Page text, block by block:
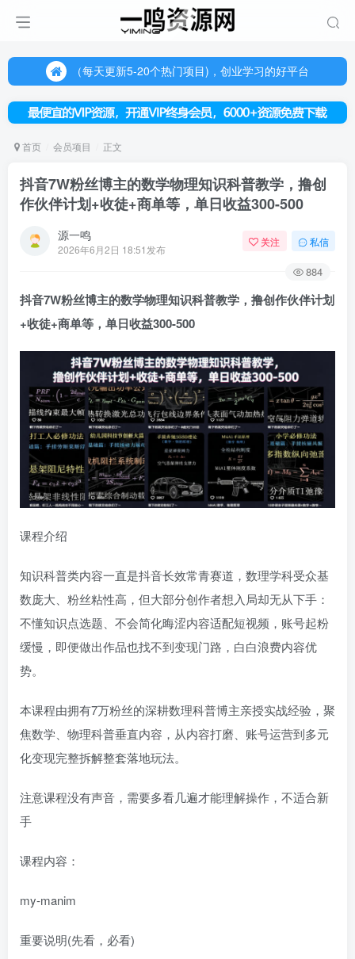
（每天更新5-20个热门项目)，创业学习的好平台
（每天更新5-20个热门项目)，创业学习的好平台
欢迎访问一鸣资源网，本站汇集数千网创课程和项目
首页 会员项目 正文
抖音7W粉丝博主的数学物理知识科普教学，撸创
作伙伴计划+收徒+商单等，单日收益300-500
源一鸣
2026年6月2日 18:51发布
关注 私信
884
抖音7W粉丝博主的数学物理知识科普教学，撸创作伙伴计划
+收徒+商单等，单日收益300-500
课程介绍
知识科普类内容一直是抖音长效常青赛道，数理学科受众基
数庞大、粉丝粘性高，但大部分创作者想入局却无从下手：
不懂知识点选题、不会简化晦涩内容适配短视频，账号起粉
缓慢，即便做出作品也找不到变现门路，白白浪费内容优
势。
本课程由拥有7万粉丝的深耕数理科普博主亲授实战经验，聚
焦数学、物理科普垂直内容，从内容打磨、账号运营到多元
化变现完整拆解整套落地玩法。
注意课程没有声音，需要多看几遍才能理解操作，不适合新
手
课程内容：
my-manim
重要说明(先看，必看)